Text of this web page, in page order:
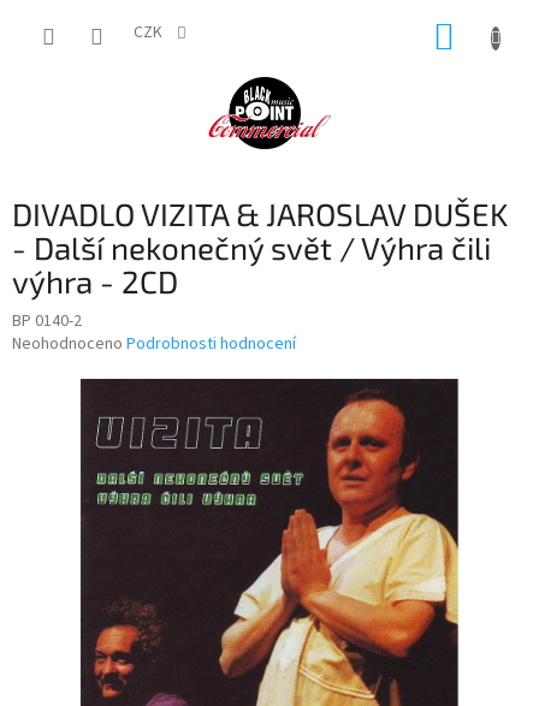
CZK
DIVADLO VIZITA & JAROSLAV DUŠEK
- Další nekonečný svět / Výhra čili
výhra - 2CD
BP 0140-2
Průměrné
Neohodnoceno Podrobnosti hodnocení